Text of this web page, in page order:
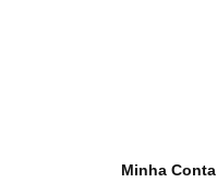
Minha Conta